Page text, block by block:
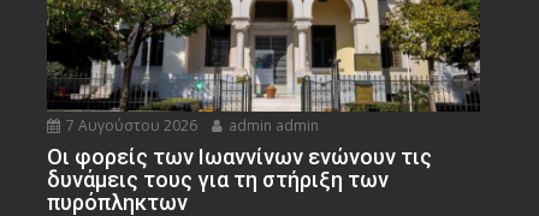
7 Αυγούστου 2026 admin admin
Οι φορείς των Ιωαννίνων ενώνουν τις
δυνάμεις τους για τη στήριξη των
πυρόπληκτων